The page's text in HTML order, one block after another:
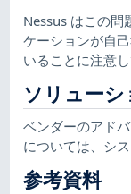
Nessus はこの問
ケーションが自
いることに注意し
ソリューシ
ベンダーのアド
については、シ
参考資料